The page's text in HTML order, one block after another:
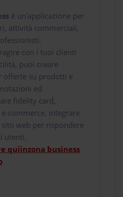
è un'applicazione per
attività commerciali,
con i tuoi clienti
puoi creare
offerte su prodotti e
ed
fidelity card,
commerce, integrare
web per rispondere
utenti.
quiinzona business